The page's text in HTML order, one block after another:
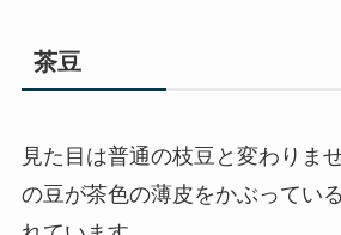
茶豆
見た目は普通の枝豆と変わりま
の豆が茶色の薄皮をかぶってい